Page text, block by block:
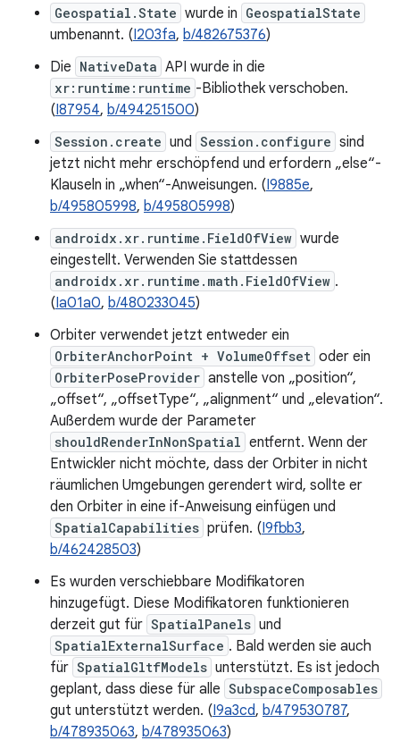
Geospatial.State wurde in GeospatialState
umbenannt. (I203fa, b/482675376)
Die NativeData API wurde in die
xr:runtime:runtime -Bibliothek verschoben.
(I87954, b/494251500)
Session.create und Session.configure sind
jetzt nicht mehr erschöpfend und erfordern „else“-
Klauseln in „when“-Anweisungen. (I9885e,
b/495805998, b/495805998)
androidx.xr.runtime.FieldOfView wurde
eingestellt. Verwenden Sie stattdessen
androidx.xr.runtime.math.FieldOfView .
(Ia01a0, b/480233045)
Orbiter verwendet jetzt entweder ein
OrbiterAnchorPoint + VolumeOffset oder ein
OrbiterPoseProvider anstelle von „position“,
„offset“, „offsetType“, „alignment“ und „elevation“.
Außerdem wurde der Parameter
shouldRenderInNonSpatial entfernt. Wenn der
Entwickler nicht möchte, dass der Orbiter in nicht
räumlichen Umgebungen gerendert wird, sollte er
den Orbiter in eine if-Anweisung einfügen und
SpatialCapabilities prüfen. (I9fbb3,
b/462428503)
Es wurden verschiebbare Modifikatoren
hinzugefügt. Diese Modifikatoren funktionieren
derzeit gut für SpatialPanels und
SpatialExternalSurface . Bald werden sie auch
für SpatialGltfModels unterstützt. Es ist jedoch
geplant, dass diese für alle SubspaceComposables
gut unterstützt werden. (I9a3cd, b/479530787,
b/478935063, b/478935063)